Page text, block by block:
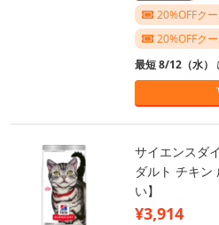
20%OFFク
20%OFFク
最短 8/12（水）
サイエンスダ
ダルト チキン
い】
¥3,914